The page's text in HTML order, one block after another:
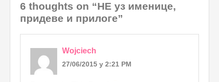
6 thoughts on “НЕ уз именице,
придеве и прилоге”
Wojciech
27/06/2015 у 2:21 PM